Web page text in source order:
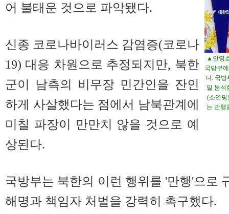
▲안영
국방부
다. 국
밀 분석
(소연평
는 만행
어 불태운 것으로 파악됐다.
신종 코로나바이러스 감염증(코로나
19) 대응 차원으로 추정되지만, 북한
군이 남측의 비무장 민간인을 잔인
하게 사살했다는 점에서 남북관계에
미칠 파장이 만만치 않을 것으로 예
상된다.
국방부는 북한의 이런 행위를 '만행'으로
해명과 책임자 처벌을 강력히 촉구했다.